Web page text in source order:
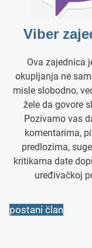
Viber
Ova zajednica
okupljanja ne
misle slobodno,
žele da govore
Pozivamo vas
komentarima,
predlozima,
kritikama date
uređivačkoj
postani član